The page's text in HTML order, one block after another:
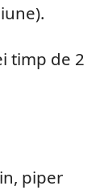
timp de 2
piper